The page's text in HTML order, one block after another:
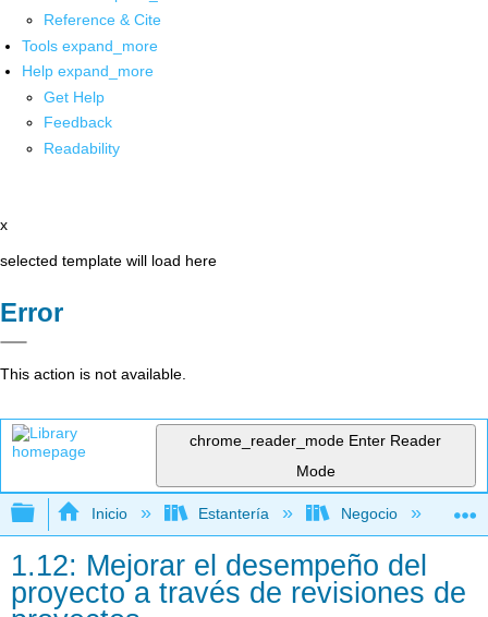
Reference & Cite
Tools expand_more
Help expand_more
Get Help
Feedback
Readability
x
selected template will load here
Error
This action is not available.
chrome_reader_mode Enter Reader
Mode
Expandir/contraer jerarquía global
Inicio Estantería Negocio
1.12: Mejorar el desempeño del
proyecto a través de revisiones de